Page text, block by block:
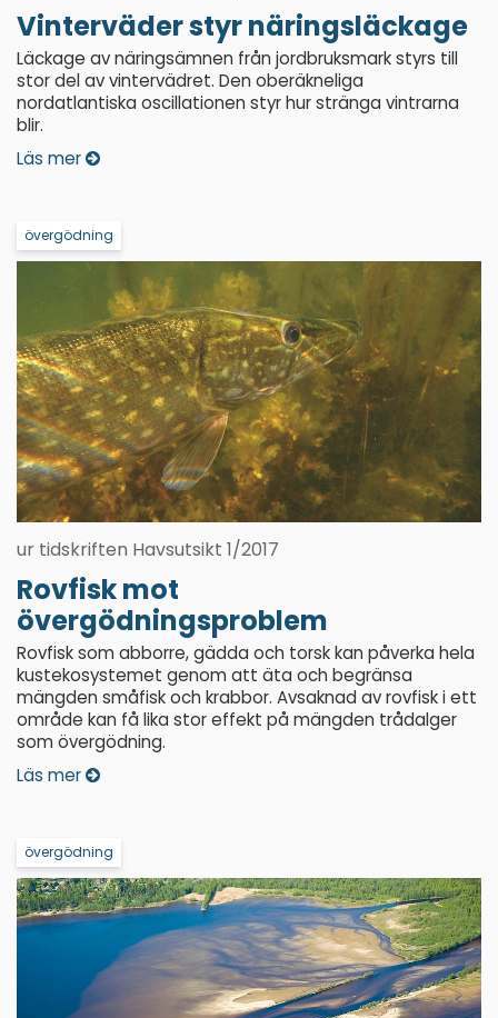
Vinterväder styr näringsläckage
Läckage av näringsämnen från jordbruksmark styrs till
stor del av vintervädret. Den oberäkneliga
nordatlantiska oscillationen styr hur stränga vintrarna
blir.
Läs mer
övergödning
ur tidskriften Havsutsikt 1/2017
Rovfisk mot
övergödningsproblem
Rovfisk som abborre, gädda och torsk kan påverka hela
kustekosystemet genom att äta och begränsa
mängden småfisk och krabbor. Avsaknad av rovfisk i ett
område kan få lika stor effekt på mängden trådalger
som övergödning.
Läs mer
övergödning